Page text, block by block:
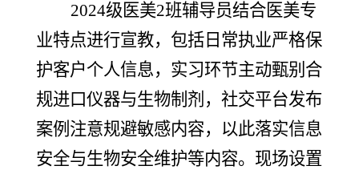
2024级医美2班辅导员结合医美专
业特点进行宣教，包括日常执业严格保
护客户个人信息，实习环节主动甄别合
规进口仪器与生物制剂，社交平台发布
案例注意规避敏感内容，以此落实信息
安全与生物安全维护等内容。现场设置